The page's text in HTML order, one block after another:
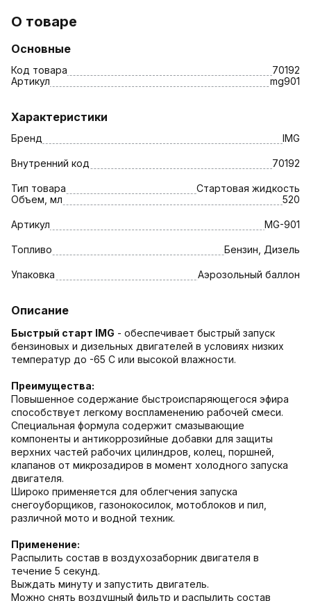
О товаре
Основные
Код товара
70192
Артикул
mg901
Характеристики
Бренд IMG
Внутренний код 70192
Тип товара
Стартовая жидкость
Объем, мл
520
Артикул MG-901
Топливо Бензин, Дизель
Упаковка Аэрозольный баллон
Описание
Быстрый старт IMG - обеспечивает быстрый запуск
бензиновых и дизельных двигателей в условиях низких
температур до -65 С или высокой влажности.
Преимущества:
Повышенное содержание быстроиспаряющегося эфира
способствует легкому воспламенению рабочей смеси.
Специальная формула содержит смазывающие
компоненты и антикоррозийные добавки для защиты
верхних частей рабочих цилиндров, колец, поршней,
клапанов от микрозадиров в момент холодного запуска
двигателя.
Широко применяется для облегчения запуска
снегоуборщиков, газонокосилок, мотоблоков и пил,
различной мото и водной техник.
Применение:
Распылить состав в воздухозаборник двигателя в
течение 5 секунд.
Выждать минуту и запустить двигатель.
Можно снять воздушный фильтр и распылить состав